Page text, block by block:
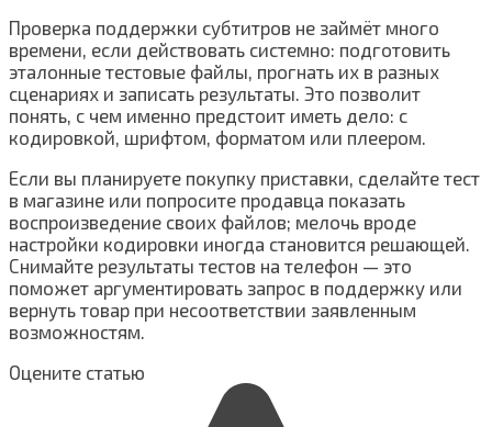
Проверка поддержки субтитров не займёт много
времени, если действовать системно: подготовить
эталонные тестовые файлы, прогнать их в разных
сценариях и записать результаты. Это позволит
понять, с чем именно предстоит иметь дело: с
кодировкой, шрифтом, форматом или плеером.
Если вы планируете покупку приставки, сделайте тест
в магазине или попросите продавца показать
воспроизведение своих файлов; мелочь вроде
настройки кодировки иногда становится решающей.
Снимайте результаты тестов на телефон — это
поможет аргументировать запрос в поддержку или
вернуть товар при несоответствии заявленным
возможностям.
Оцените статью